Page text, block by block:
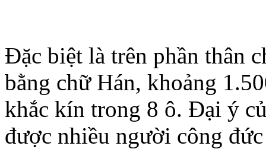
Đặc biệt là trên phần thân
bằng chữ Hán, khoảng
khắc kín trong 8 ô. Đại ý
được nhiều người công